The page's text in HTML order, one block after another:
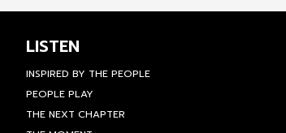
LISTEN
INSPIRED BY THE PEOPLE
PEOPLE PLAY
THE NEXT CHAPTER